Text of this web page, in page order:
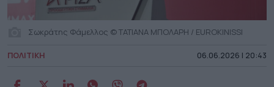
Σωκράτης Φάμελλος © ΤΑΤΙΑΝΑ ΜΠΟΛΑΡΗ / EUROKINISSI
ΠΟΛΙΤΙΚΗ 06.06.2026 | 20:43